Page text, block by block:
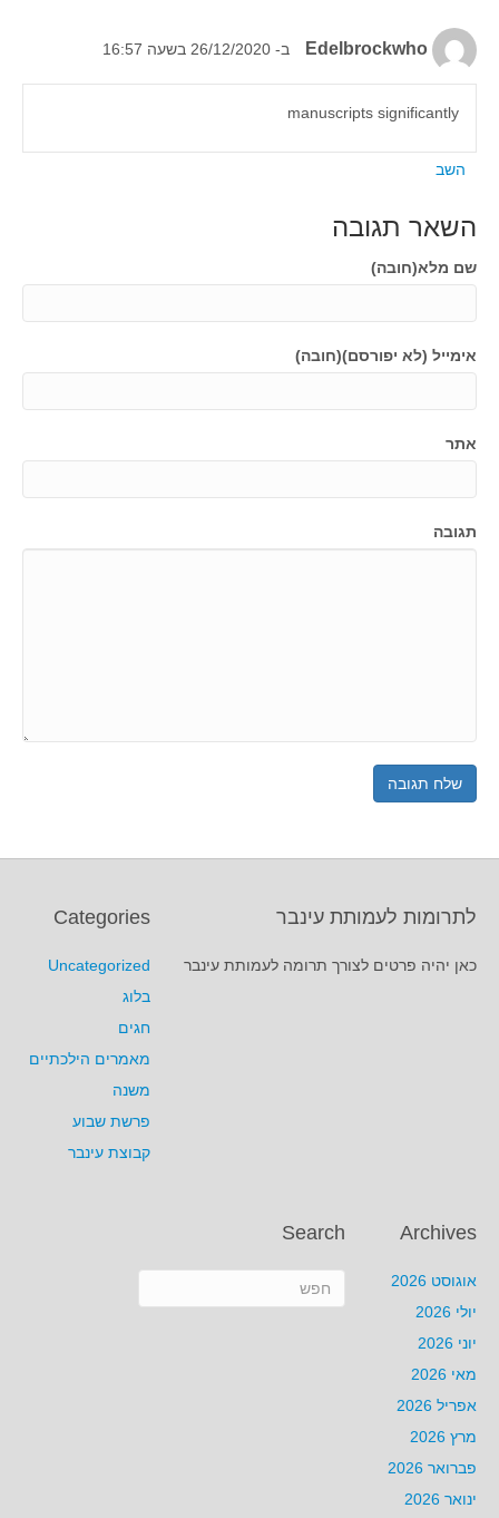
Edelbrockwho ב- 26/12/2020 בשעה 16:57
manuscripts significantly
השב
השאר תגובה
שם מלא(חובה)
אימייל (לא יפורסם)(חובה)
אתר
תגובה
לתרומות לעמותת עינבר
כאן יהיה פרטים לצורך תרומה לעמותת עינבר
Categories
Uncategorized
בלוג
חגים
מאמרים הילכתיים
משנה
פרשת שבוע
קבוצת עינבר
Archives
אוגוסט 2026
יולי 2026
יוני 2026
מאי 2026
אפריל 2026
מרץ 2026
פברואר 2026
ינואר 2026
Search